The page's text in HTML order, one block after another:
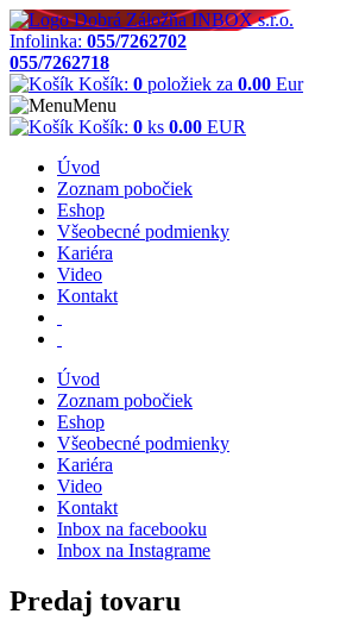
Infolinka: 055/7262702
055/7262718
Košík: 0 položiek za 0.00 Eur
Menu
Košík: 0 ks 0.00 EUR
Úvod
Zoznam pobočiek
Eshop
Všeobecné podmienky
Kariéra
Video
Kontakt
Úvod
Zoznam pobočiek
Eshop
Všeobecné podmienky
Kariéra
Video
Kontakt
Inbox na facebooku
Inbox na Instagrame
Predaj tovaru